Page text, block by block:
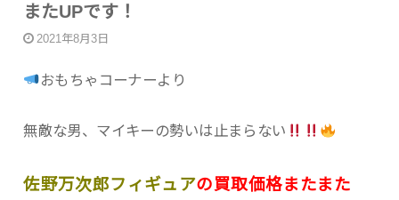
またUPです！
2021年8月3日
おもちゃコーナーより
無敵な男、マイキーの勢いは止まらない
佐野万次郎フィギュアの買取価格またまた